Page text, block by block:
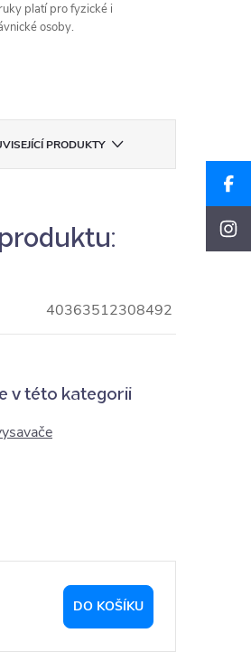
platí pro fyzické i
osoby.
PRODUKTY
40363512308492
v této kategorii
DO KOŠÍKU